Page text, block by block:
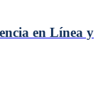
en Línea y